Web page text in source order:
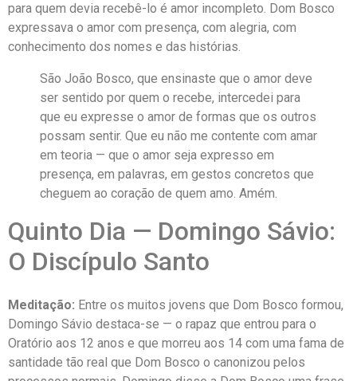
para quem devia recebê-lo é amor incompleto. Dom Bosco
expressava o amor com presença, com alegria, com
conhecimento dos nomes e das histórias.
São João Bosco, que ensinaste que o amor deve
ser sentido por quem o recebe, intercedei para
que eu expresse o amor de formas que os outros
possam sentir. Que eu não me contente com amar
em teoria — que o amor seja expresso em
presença, em palavras, em gestos concretos que
cheguem ao coração de quem amo. Amém.
Quinto Dia — Domingo Sávio:
O Discípulo Santo
Meditação: Entre os muitos jovens que Dom Bosco formou,
Domingo Sávio destaca-se — o rapaz que entrou para o
Oratório aos 12 anos e que morreu aos 14 com uma fama de
santidade tão real que Dom Bosco o canonizou pelos